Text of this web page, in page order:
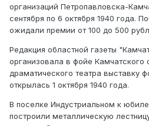
организаций Петропавловска-
сентября по 6 октября 1940 года.
ожидали премии от 100 до 500
Редакция областной газеты
организовала в фойе Камчатского
драматического театра выставку
открылась 1 октября 1940 года.
В поселке Индустриальном к
построили металлическую